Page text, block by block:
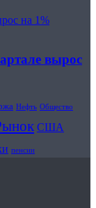
на 1%
вырос
Нефть Общество
США
пенсии